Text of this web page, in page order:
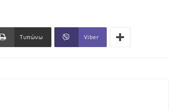
Τυπώνω Viber